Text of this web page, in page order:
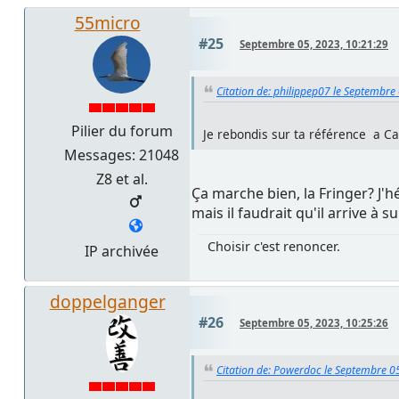
55micro
Pilier du forum
Messages: 21048
Z8 et al.
IP archivée
#25 Septembre 05, 2023, 10:21:29
Citation de: philippep07 le
Je rebondis sur ta référence a
Ça marche bien, la Fringer?
mais il faudrait qu'il arrive à
Choisir c'est renoncer.
doppelganger
#26 Septembre 05, 2023, 10:25:26
Citation de: Powerdoc le Septembre